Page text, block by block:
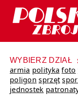
WYBIERZ DZIAŁ
armia polityka foto
poligon sprzęt
jednostek